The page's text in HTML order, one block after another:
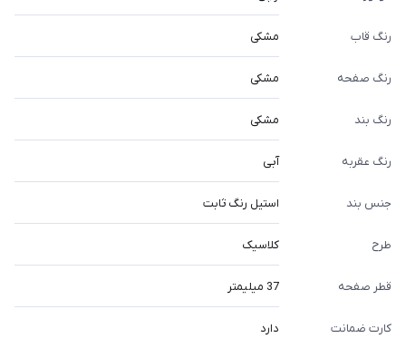
رنگ قاب مشکی
رنگ صفحه مشکی
رنگ بند مشکی
رنگ عقربه آبی
جنس بند استیل رنگ ثابت
طرح کلاسیک
قطر صفحه 37 میلیمتر
کارت ضمانت دارد